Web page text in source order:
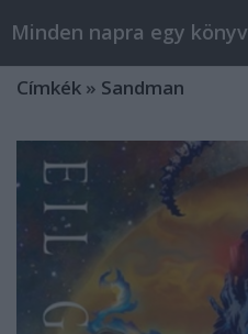
Minden napra egy könyv
Címkék » Sandman